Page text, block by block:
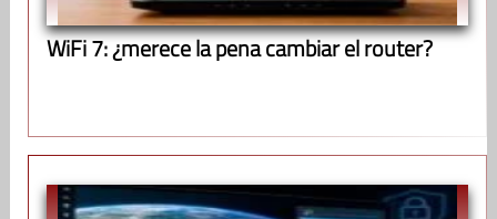
WiFi 7: ¿merece la pena cambiar el router?